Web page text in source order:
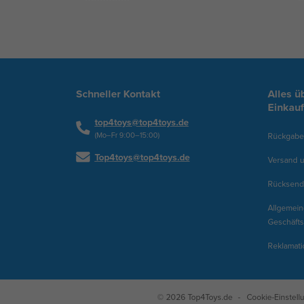
Schneller Kontakt
top4toys@top4toys.de
(Mo–Fr 9:00–15:00)
Top4toys@top4toys.de
Alles
Einkauf
Rückgabe
Versand
© 2026 Top4Toys.de Cookie-